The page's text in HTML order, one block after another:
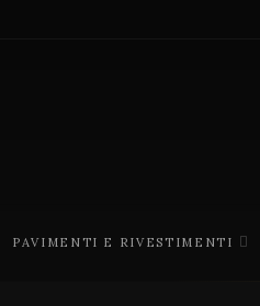
PAVIMENTI E RIVESTIMENTI